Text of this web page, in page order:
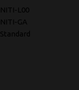
NITI-L00
NITI-GA
Standard